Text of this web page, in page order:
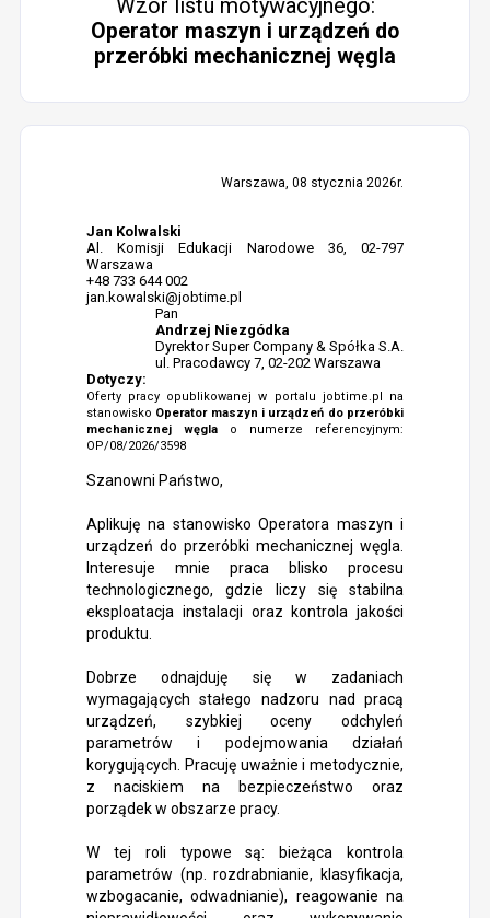
Wzór listu motywacyjnego:
Operator maszyn i urządzeń do
przeróbki mechanicznej węgla
Warszawa, 08 stycznia 2026r.
Jan Kolwalski
Al. Komisji Edukacji Narodowe 36, 02-797
Warszawa
+48 733 644 002
jan.kowalski@jobtime.pl
Pan
Andrzej Niezgódka
Dyrektor Super Company & Spółka S.A.
ul. Pracodawcy 7, 02-202 Warszawa
Dotyczy:
Oferty pracy opublikowanej w portalu jobtime.pl na
stanowisko Operator maszyn i urządzeń do przeróbki
mechanicznej węglao numerze referencyjnym:
OP/08/2026/3598
Szanowni Państwo,
Aplikuję na stanowisko Operatora maszyn i
urządzeń do przeróbki mechanicznej węgla.
Interesuje mnie praca blisko procesu
technologicznego, gdzie liczy się stabilna
eksploatacja instalacji oraz kontrola jakości
produktu.
Dobrze odnajduję się w zadaniach
wymagających stałego nadzoru nad pracą
urządzeń, szybkiej oceny odchyleń
parametrów i podejmowania działań
korygujących. Pracuję uważnie i metodycznie,
z naciskiem na bezpieczeństwo oraz
porządek w obszarze pracy.
W tej roli typowe są: bieżąca kontrola
parametrów (np. rozdrabnianie, klasyfikacja,
wzbogacanie, odwadnianie), reagowanie na